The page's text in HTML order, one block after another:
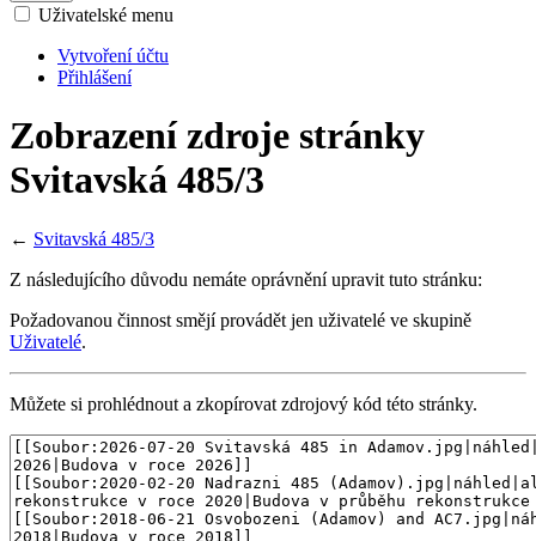
Uživatelské menu
Vytvoření účtu
Přihlášení
Zobrazení zdroje stránky
Svitavská 485/3
← Svitavská 485/3
Z následujícího důvodu nemáte oprávnění upravit tuto stránku:
Požadovanou činnost smějí provádět jen uživatelé ve skupině
Uživatelé.
Můžete si prohlédnout a zkopírovat zdrojový kód této stránky.